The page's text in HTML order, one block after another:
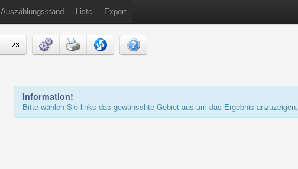
Auszählungsstand Liste Export
Information!
Bitte wählen Sie links das gewünschte Gebiet aus um das Ergebnis anzuzeigen.